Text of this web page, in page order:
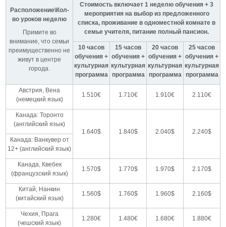
Расположение\Кол-
во уроков неделю
Примите во
внимание, что семьи
преимущественно не
живут в центре
города.
Стоимость включает 1 неделю обучения + 3
мероприятия на выбор из предложенного
списка, проживание в одноместной комнате в
семье учителя, питание полный пансион.
10 часов
обучения +
культурная
программа
15 часов
обучения +
культурная
программа
20 часов
обучения +
культурная
программа
25 часов
обучения +
культурная
программа
Австрия, Вена
(немецкий язык)
1.510€ 1.710€ 1.910€ 2.110€
Канада: Торонто
(английский язык)
1.640$
1.840$ 2.040$
2.240$
Канада: Ванкувер от
12+ (английский язык)
Канада, Квебек
(французский язык)
1.570$ 1.770$ 1.970$ 2.170$
Китай, Нанкин
(китайский язык)
1.560$ 1.760$ 1.960$ 2.160$
Чехия, Прага
(чешский язык)
1.280€ 1.480€ 1.680€ 1.880€